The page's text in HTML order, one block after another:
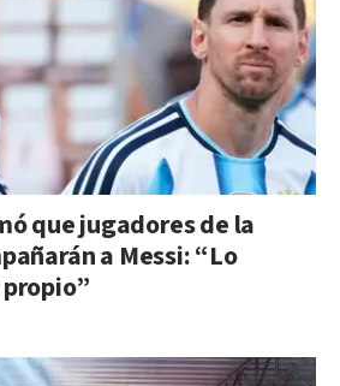
que jugadores de la
a Messi: “Lo